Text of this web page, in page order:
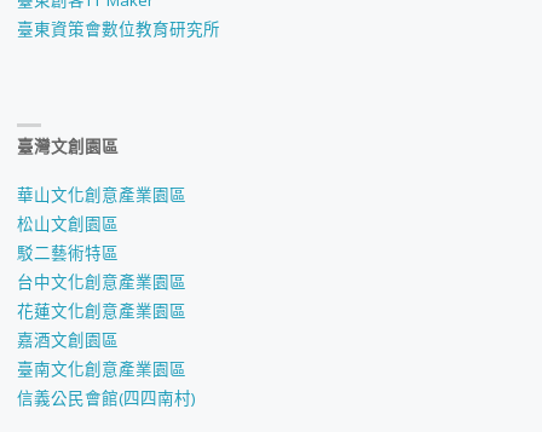
臺東資策會數位教育研究所
臺灣文創園區
華山文化創意產業園區
松山文創園區
駁二藝術特區
台中文化創意產業園區
花蓮文化創意產業園區
嘉酒文創園區
臺南文化創意產業園區
信義公民會館(四四南村)